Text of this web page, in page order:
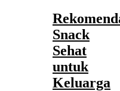
Snack
Sehat
untuk
Keluarga